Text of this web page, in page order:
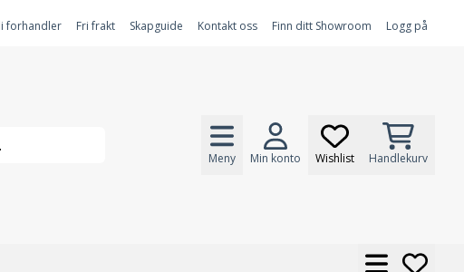
forhandler Fri frakt Skapguide Kontakt oss Finn ditt Showroom Logg på
Meny Min konto Wishlist Handlekurv